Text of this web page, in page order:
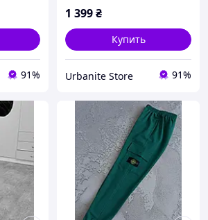
91%
1 399₴
Купить
Urbanite Store 91%